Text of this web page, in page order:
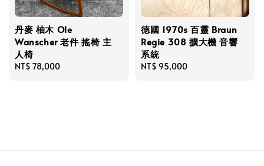
丹麥 柚木 Ole
Wanscher 老件 搖椅 主
人椅
Regular
NT$ 78,000
德國 1970s 百靈 Braun
Regie 308 擴大機 音響
系統
Regular
NT$ 95,000